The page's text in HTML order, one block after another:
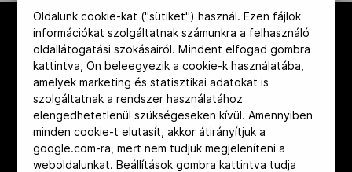
Los Angeles 2028
MOB
Kettőskarrier-program
Oldalunk cookie-kat ("sütiket") használ. Ezen fájlok
információkat szolgáltatnak számunkra a felhasználó
oldallátogatási szokásairól. Mindent elfogad gombra
kattintva, Ön beleegyezik a cookie-k használatába,
amelyek marketing és statisztikai adatokat is
szolgáltatnak a rendszer használatához
elengedhetetlenül szükségeseken kívül. Amennyiben
minden cookie-t elutasít, akkor átirányítjuk a
google.com-ra, mert nem tudjuk megjeleníteni a
weboldalunkat. Beállítások gombra kattintva tudja